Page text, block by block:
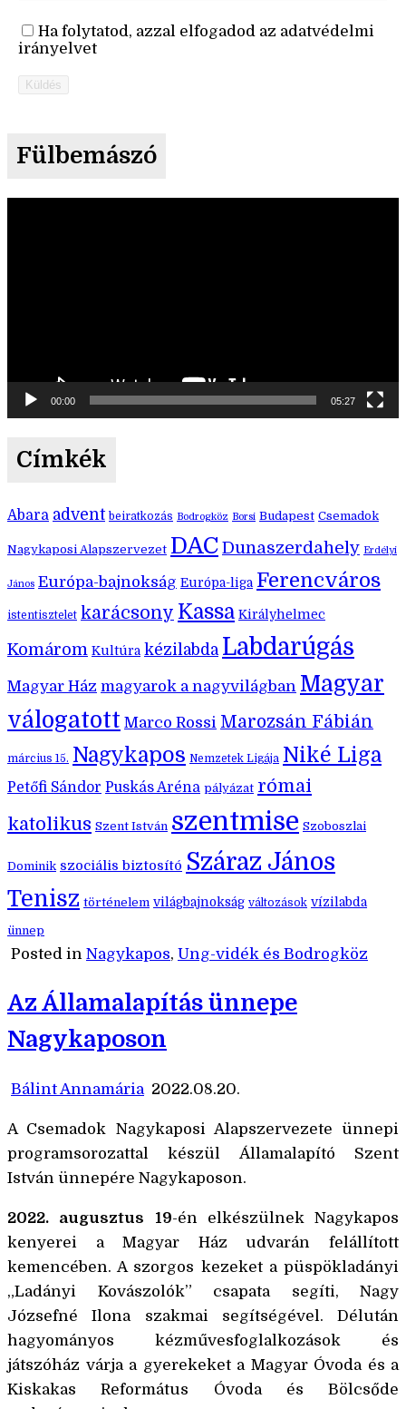
Ha folytatod, azzal elfogadod az adatvédelmi
irányelvet
Küldés
Fülbemászó
00:00 05:27
Címkék
Abara advent beiratkozás Bodrogköz Borsi Budapest Csemadok
Nagykaposi Alapszervezet DACDunaszerdahely Erdélyi
János Európa-bajnokság Európa-liga Ferencváros
istentisztelet karácsony Kassa Királyhelmec
Komárom Kultúra kézilabda Labdarúgás
Magyar Ház magyarok a nagyvilágban Magyar
válogatott Marco Rossi Marozsán Fábián
március 15. Nagykapos Nemzetek Ligája Niké Liga
Petőfi Sándor Puskás Aréna pályázat római
katolikus Szent István szentmise Szoboszlai
Dominik szociális biztosító Száraz János
Tenisz történelem világbajnokság változások vízilabda
ünnep
Posted in Nagykapos, Ung-vidék és Bodrogköz
Az Államalapítás ünnepe
Nagykaposon
Bálint Annamária 2022.08.20.
A Csemadok Nagykaposi Alapszervezete ünnepi
programsorozattal készül Államalapító Szent
István ünnepére Nagykaposon.
2022. augusztus 19-én elkészülnek Nagykapos
kenyerei a Magyar Ház udvarán felállított
kemencében. A szorgos kezeket a püspökladányi
„Ladányi Kovászolók” csapata segíti, Nagy
Józsefné Ilona szakmai segítségével. Délután
hagyományos kézművesfoglalkozások és
játszóház várja a gyerekeket a Magyar Óvoda és a
Kiskakas Református Óvoda és Bölcsőde